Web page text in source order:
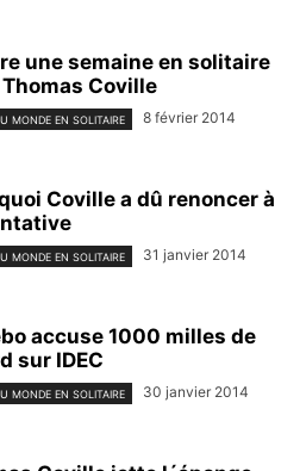
une semaine en solitaire
Coville
MONDE EN SOLITAIRE 8 février 2014
Coville a dû renoncer à
MONDE EN SOLITAIRE 31 janvier 2014
accuse 1000 milles de
sur IDEC
MONDE EN SOLITAIRE 30 janvier 2014